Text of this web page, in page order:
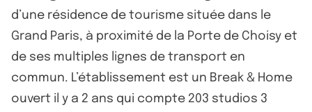
d’une résidence de tourisme située dans le
Grand Paris, à proximité de la Porte de Choisy et
de ses multiples lignes de transport en
commun. L’établissement est un Break & Home
ouvert il y a 2 ans qui compte 203 studios 3